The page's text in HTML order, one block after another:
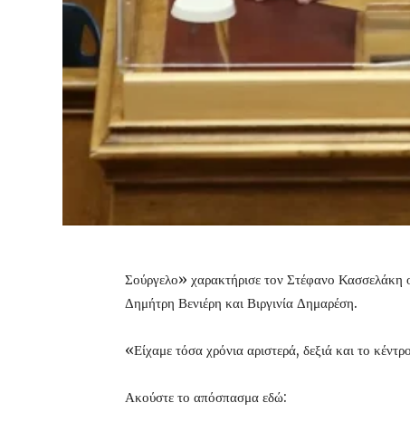
Σούργελο» χαρακτήρισε τον Στέφανο
Δημήτρη Βενιέρη και Βιργινία Δημαρέση.
«Είχαμε τόσα χρόνια αριστερά, δεξιά και το
Ακούστε το απόσπασμα εδώ: